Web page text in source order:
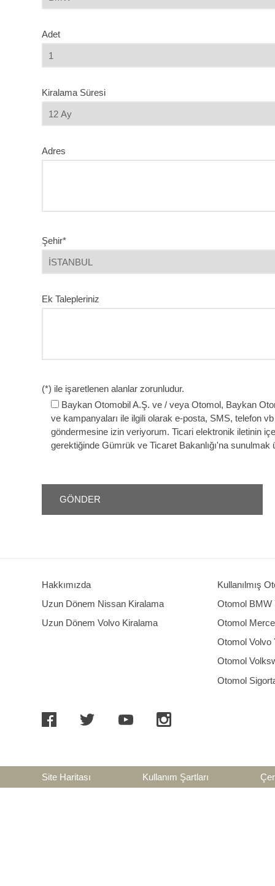
Adet
Kiralama Süresi
Adres
Şehir*
Ek Talepleriniz
(*) ile işaretlenen alanlar zorunludur.
Baykan Otomobil A.Ş. ve / veya Otomol, Baykan
ve kampanyaları ile ilgili olarak e-posta, SMS, telefon
göndermesine izin veriyorum. Ticari elektronik iletinin
gerektiğinde Gümrük ve Ticaret Bakanlığı'na sunulmak
Hakkımızda
Uzun Dönem Nissan Kiralama
Uzun Dönem Volvo Kiralama
Kullanılmış
Otomol BMW
Otomol
Otomol Volvo
Otomol
Otomol
Site Haritası Kullanım Şartları